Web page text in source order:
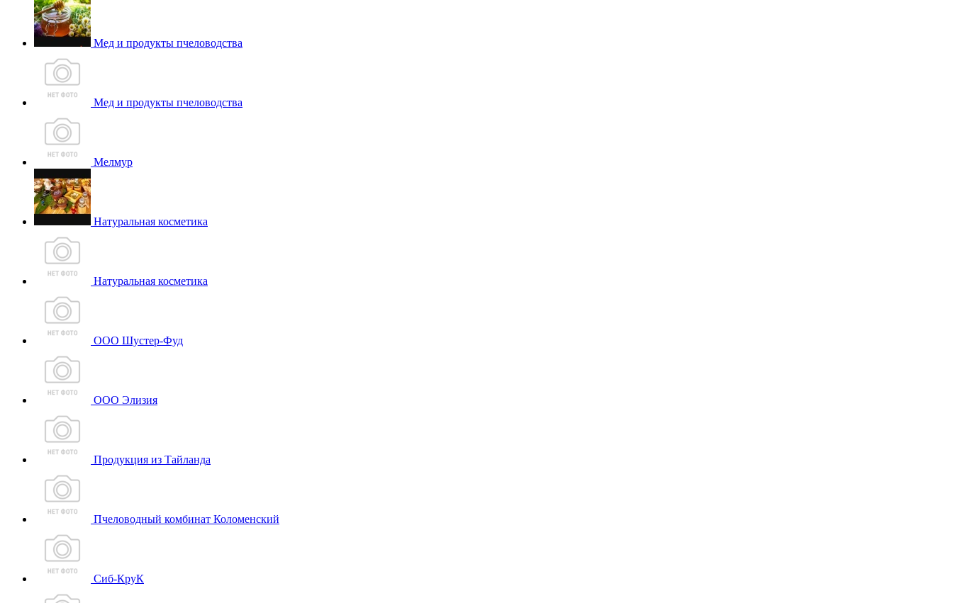
Мед и продукты пчеловодства
Мед и продукты пчеловодства
Мелмур
Натуральная косметика
Натуральная косметика
ООО Шустер-Фуд
ООО Элизия
Продукция из Тайланда
Пчеловодный комбинат Коломенский
Сиб-КруК